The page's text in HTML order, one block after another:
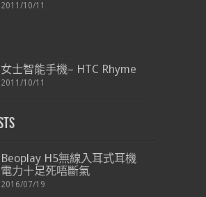
2011/10/11
女士智能手機– HTC Rhyme
2011/10/11
Beoplay H5無線入耳式耳機
電力十足死唔斷氣
2016/07/19